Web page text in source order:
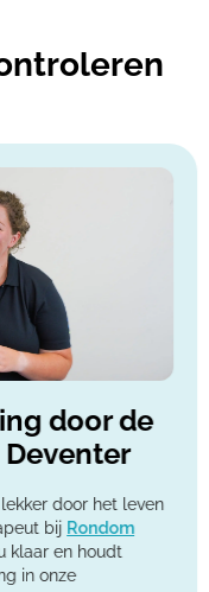
door de
door het leven
bij Rondom
klaar en houdt
in onze